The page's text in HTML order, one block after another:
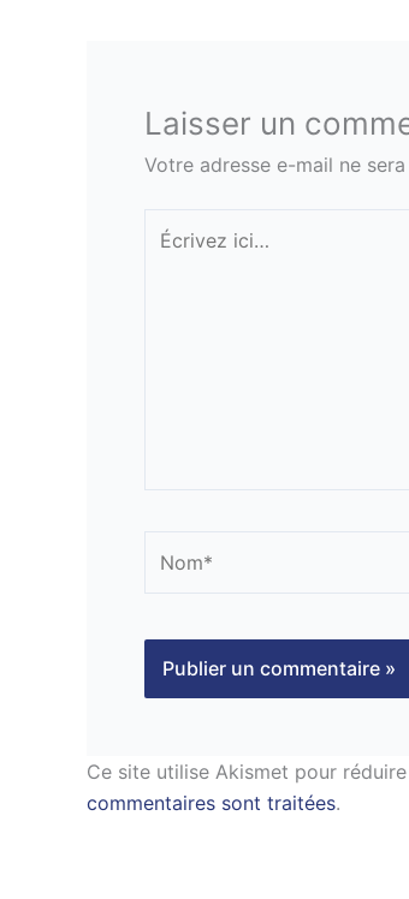
Laisser un
Votre adresse e-mail ne
Écrivez
ici…
Ce site utilise Akismet pour
commentaires sont traitées.